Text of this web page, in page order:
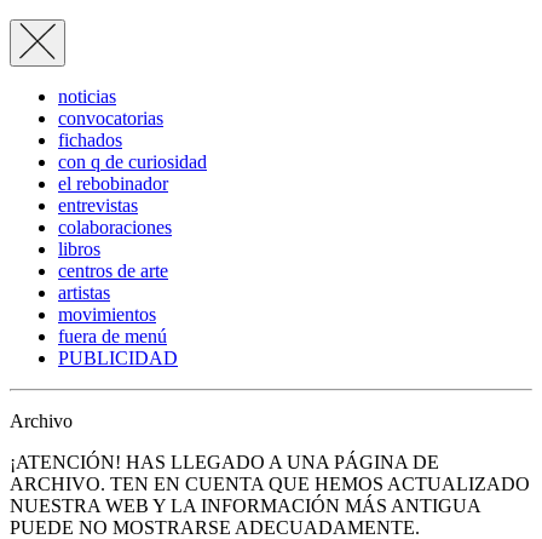
noticias
convocatorias
fichados
con q de curiosidad
el rebobinador
entrevistas
colaboraciones
libros
centros de arte
artistas
movimientos
fuera de menú
PUBLICIDAD
Archivo
¡ATENCIÓN! HAS LLEGADO A UNA PÁGINA DE
ARCHIVO. TEN EN CUENTA QUE HEMOS ACTUALIZADO
NUESTRA WEB Y LA INFORMACIÓN MÁS ANTIGUA
PUEDE NO MOSTRARSE ADECUADAMENTE.